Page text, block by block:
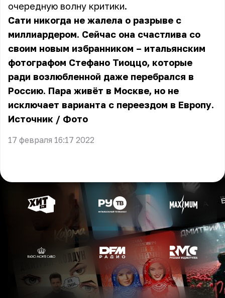
очередную волну критики.
Сати никогда не жалела о разрыве с
миллиардером. Сейчас она счастлива со
своим новым избранником – итальянским
фотографом Стефано Тиоццо, которые
ради возлюбленной даже перебрался в
Россию. Пара живёт в Москве, но не
исключает варианта с переездом в Европу.
Источник / Фото
17 февраля 16:17 2022